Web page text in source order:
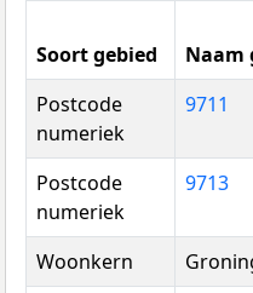
Soort gebied Naam
Postcode
numeriek
9711
Postcode
numeriek
9713
Woonkern